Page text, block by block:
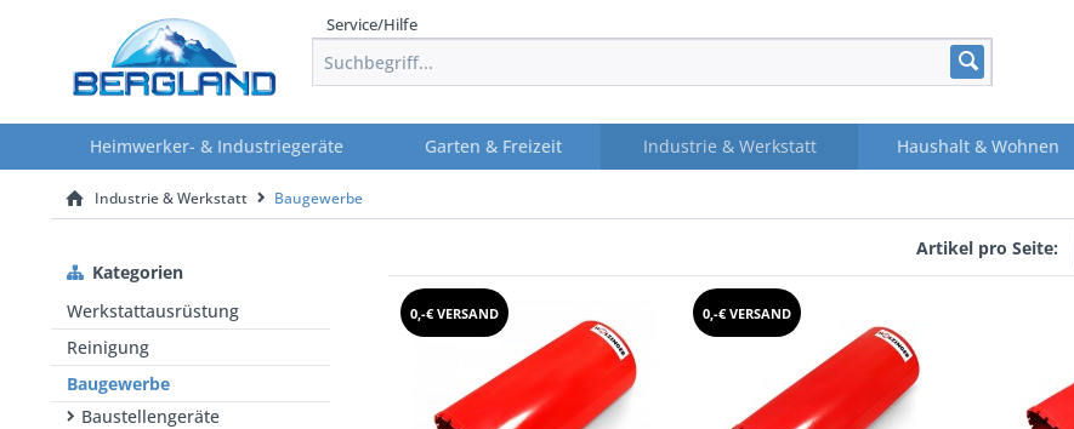
Service/Hilfe
Heimwerker- & Industriegeräte Garten & Freizeit Industrie & Werkstatt Haushalt & Wohnen
Industrie & Werkstatt Baugewerbe
Kategorien
Werkstattausrüstung
Reinigung
Baugewerbe
Baustellengeräte
Artikel pro Seite:
0,-€ VERSAND 0,-€ VERSAND